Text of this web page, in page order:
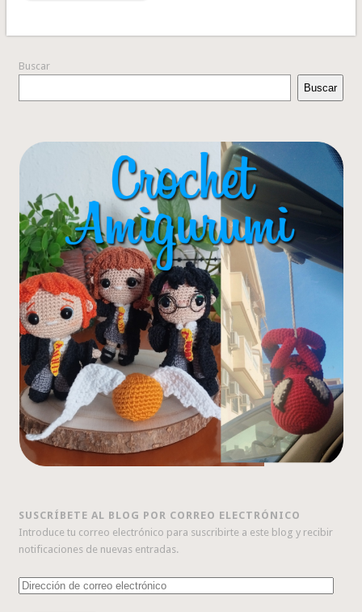
Buscar
Buscar
SUSCRÍBETE AL BLOG POR CORREO ELECTRÓNICO
Introduce tu correo electrónico para suscribirte a este blog y recibir
notificaciones de nuevas entradas.
Dirección